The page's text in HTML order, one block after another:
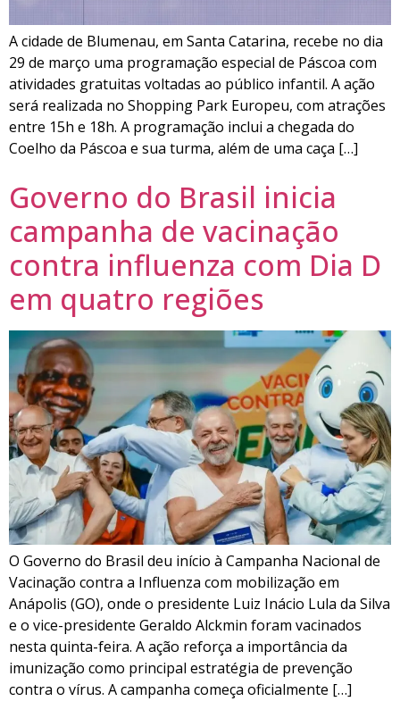
A cidade de Blumenau, em Santa Catarina, recebe no dia
29 de março uma programação especial de Páscoa com
atividades gratuitas voltadas ao público infantil. A ação
será realizada no Shopping Park Europeu, com atrações
entre 15h e 18h. A programação inclui a chegada do
Coelho da Páscoa e sua turma, além de uma caça […]
Governo do Brasil inicia
campanha de vacinação
contra influenza com Dia D
em quatro regiões
O Governo do Brasil deu início à Campanha Nacional de
Vacinação contra a Influenza com mobilização em
Anápolis (GO), onde o presidente Luiz Inácio Lula da Silva
e o vice-presidente Geraldo Alckmin foram vacinados
nesta quinta-feira. A ação reforça a importância da
imunização como principal estratégia de prevenção
contra o vírus. A campanha começa oficialmente […]